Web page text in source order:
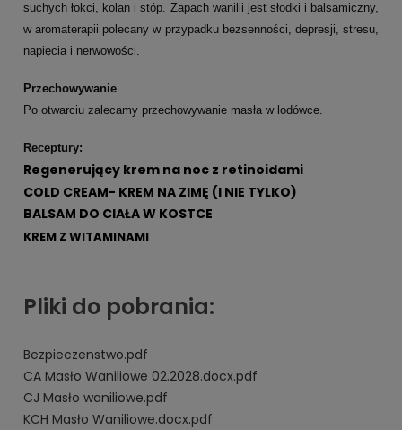
suchych łokci, kolan i stóp. Zapach wanilii jest słodki i balsamiczny,
w aromaterapii polecany w przypadku bezsenności, depresji, stresu,
napięcia i nerwowości.
Przechowywanie
Po otwarciu zalecamy przechowywanie masła w lodówce.
Receptury:
Regenerujący krem na noc z retinoidami
COLD CREAM- KREM NA ZIMĘ (I NIE TYLKO)
BALSAM DO CIAŁA W KOSTCE
KREM Z WITAMINAMI
Pliki do pobrania:
Bezpieczenstwo.pdf
CA Masło Waniliowe 02.2028.docx.pdf
CJ Masło waniliowe.pdf
KCH Masło Waniliowe.docx.pdf